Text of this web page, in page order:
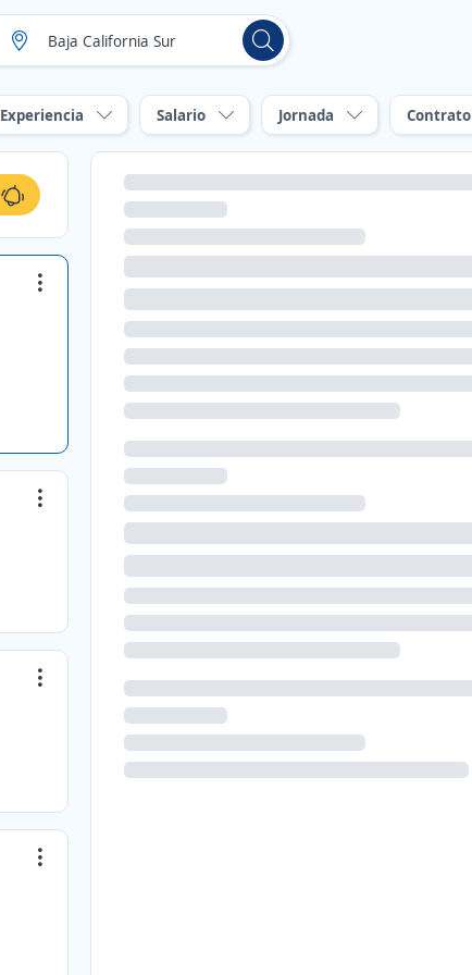
Experiencia Salario Jornada Contrato